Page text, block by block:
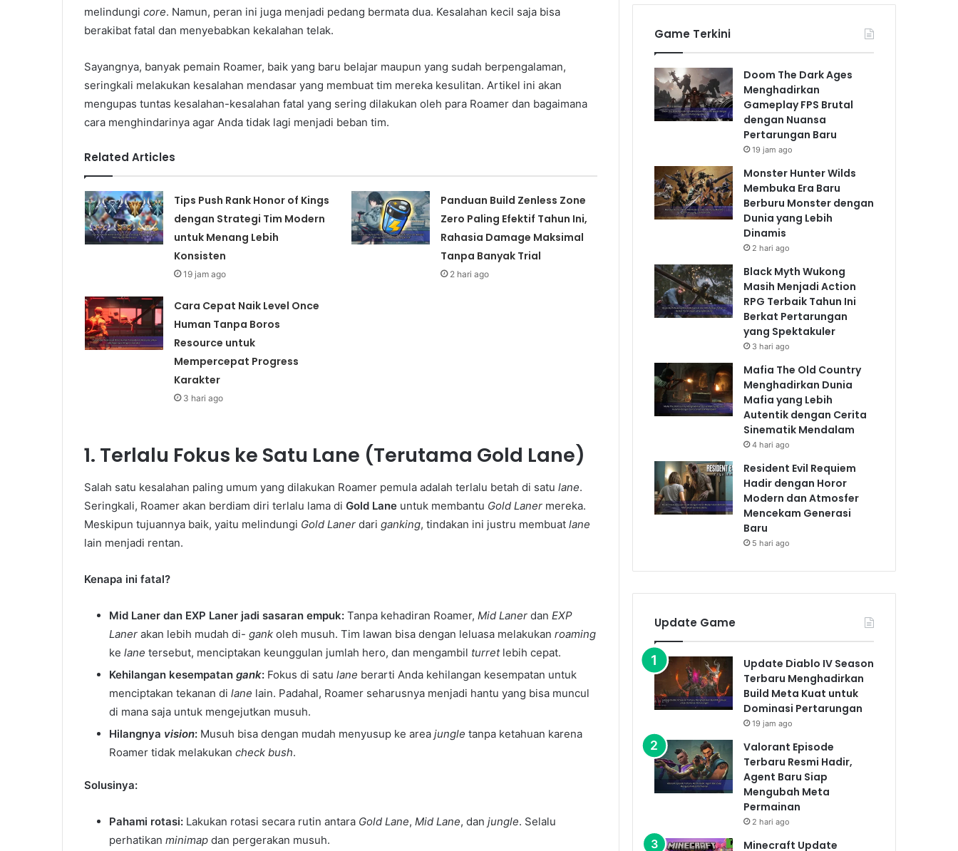
melindungi core. Namun, peran ini juga menjadi pedang bermata dua. Kesalahan kecil saja bisa
berakibat fatal dan menyebabkan kekalahan telak.
Sayangnya, banyak pemain Roamer, baik yang baru belajar maupun yang sudah berpengalaman,
seringkali melakukan kesalahan mendasar yang membuat tim mereka kesulitan. Artikel ini akan
mengupas tuntas kesalahan-kesalahan fatal yang sering dilakukan oleh para Roamer dan bagaimana
cara menghindarinya agar Anda tidak lagi menjadi beban tim.
Related Articles
Tips Push Rank Honor of Kings
dengan Strategi Tim Modern
untuk Menang Lebih
Konsisten
19 jam ago
Panduan Build Zenless Zone
Zero Paling Efektif Tahun Ini,
Rahasia Damage Maksimal
Tanpa Banyak Trial
2 hari ago
Cara Cepat Naik Level Once
Human Tanpa Boros
Resource untuk
Mempercepat Progress
Karakter
3 hari ago
1. Terlalu Fokus ke Satu Lane (Terutama Gold Lane)
Salah satu kesalahan paling umum yang dilakukan Roamer pemula adalah terlalu betah di satu lane.
Seringkali, Roamer akan berdiam diri terlalu lama di Gold Lane untuk membantu Gold Laner mereka.
Meskipun tujuannya baik, yaitu melindungi Gold Laner dari ganking, tindakan ini justru membuat lane
lain menjadi rentan.
Kenapa ini fatal?
Mid Laner dan EXP Laner jadi sasaran empuk: Tanpa kehadiran Roamer, Mid Laner dan EXP
Laner akan lebih mudah di- gank oleh musuh. Tim lawan bisa dengan leluasa melakukan roaming
ke lane tersebut, menciptakan keunggulan jumlah hero, dan mengambil turretlebih cepat.
Kehilangan kesempatan gank: Fokus di satu lane berarti Anda kehilangan kesempatan untuk
menciptakan tekanan di lane lain. Padahal, Roamer seharusnya menjadi hantu yang bisa muncul
di mana saja untuk mengejutkan musuh.
Hilangnya vision: Musuh bisa dengan mudah menyusup ke area jungle tanpa ketahuan karena
Roamer tidak melakukan check bush.
Solusinya:
Pahami rotasi: Lakukan rotasi secara rutin antara Gold Lane, Mid Lane, dan jungle. Selalu
perhatikan minimap dan pergerakan musuh.
Game Terkini
Doom The Dark Ages
Menghadirkan
Gameplay FPS Brutal
dengan Nuansa
Pertarungan Baru
19 jam ago
Monster Hunter Wilds
Membuka Era Baru
Berburu Monster dengan
Dunia yang Lebih
Dinamis
2 hari ago
Black Myth Wukong
Masih Menjadi Action
RPG Terbaik Tahun Ini
Berkat Pertarungan
yang Spektakuler
3 hari ago
Mafia The Old Country
Menghadirkan Dunia
Mafia yang Lebih
Autentik dengan Cerita
Sinematik Mendalam
4 hari ago
Resident Evil Requiem
Hadir dengan Horor
Modern dan Atmosfer
Mencekam Generasi
Baru
5 hari ago
Update Game
Update Diablo IV Season
Terbaru Menghadirkan
Build Meta Kuat untuk
Dominasi Pertarungan
19 jam ago
Valorant Episode
Terbaru Resmi Hadir,
Agent Baru Siap
Mengubah Meta
Permainan
2 hari ago
Minecraft Update